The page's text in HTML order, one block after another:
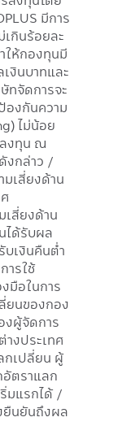
มีการ
เกินร้อยละ
ให้กองทุนมี
งินบาทและ
ทจัดการจะ
องกันความ
ไม่น้อย
งทุน ณ
งกล่าว /
มเสี่ยงด้าน
สี่ยงด้าน
ได้รับผล
บเงินคืนต่ำ
ารใช้
มือในการ
ยนของกอง
ผู้จัดการ
งประเทศ
กเปลี่ยน ผู้
อัตราแลก
มแรกได้ /
ยืนยันถึงผล